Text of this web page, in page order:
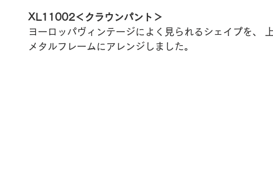
XL11002＜クラウンパント＞
ヨーロッパヴィンテージによく見られるシェイプを、
メタルフレームにアレンジしました。